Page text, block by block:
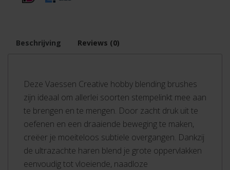
Beschrijving Reviews (0)
Deze Vaessen Creative hobby blending brushes
zijn ideaal om allerlei soorten stempelinkt mee aan
te brengen en te mengen. Door zacht druk uit te
oefenen en een draaiende beweging te maken,
creëer je moeiteloos subtiele overgangen. Dankzij
de ultrazachte haren blend je grote oppervlakken
eenvoudig tot vloeiende, naadloze